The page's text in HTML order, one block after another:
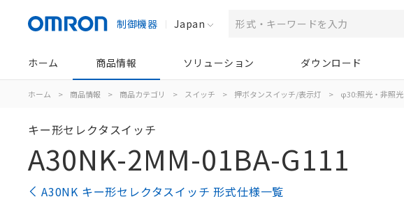
制御機器 Japan
ホーム 商品情報 ソリューション ダウンロード
ホーム > 商品情報 > 商品カテゴリ > スイッチ > 押ボタンスイッチ/表示灯 > φ30:照光・非照光
キー形セレクタスイッチ
A30NK-2MM-01BA-G111
A30NK キー形セレクタスイッチ 形式仕様一覧